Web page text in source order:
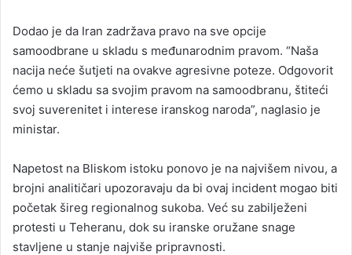
Dodao je da Iran zadržava pravo na sve opcije
samoodbrane u skladu s međunarodnim pravom. “Naša
nacija neće šutjeti na ovakve agresivne poteze. Odgovorit
ćemo u skladu sa svojim pravom na samoodbranu, štiteći
svoj suverenitet i interese iranskog naroda”, naglasio je
ministar.
Napetost na Bliskom istoku ponovo je na najvišem nivou, a
brojni analitičari upozoravaju da bi ovaj incident mogao biti
početak šireg regionalnog sukoba. Već su zabilježeni
protesti u Teheranu, dok su iranske oružane snage
stavljene u stanje najviše pripravnosti.